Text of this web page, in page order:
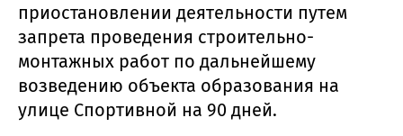
приостановлении деятельности путем
запрета проведения строительно-
монтажных работ по дальнейшему
возведению объекта образования на
улице Спортивной на 90 дней.